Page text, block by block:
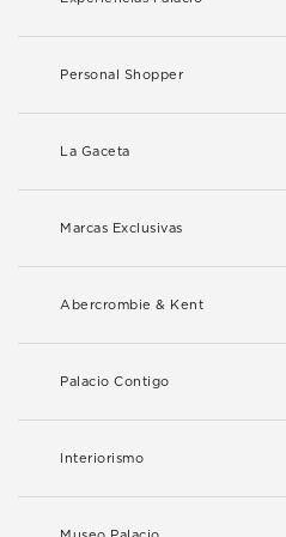
Personal Shopper
La Gaceta
Marcas Exclusivas
Abercrombie & Kent
Palacio Contigo
Interiorismo